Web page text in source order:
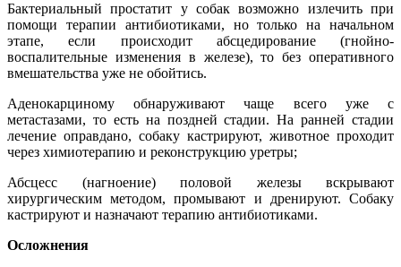
Бактериальный простатит у собак возможно излечить при
помощи терапии антибиотиками, но только на начальном
этапе, если происходит абсцедирование (гнойно-
воспалительные изменения в железе), то без оперативного
вмешательства уже не обойтись.
Аденокарциному обнаруживают чаще всего уже с
метастазами, то есть на поздней стадии. На ранней стадии
лечение оправдано, собаку кастрируют, животное проходит
через химиотерапию и реконструкцию уретры;
Абсцесс (нагноение) половой железы вскрывают
хирургическим методом, промывают и дренируют. Собаку
кастрируют и назначают терапию антибиотиками.
Осложнения